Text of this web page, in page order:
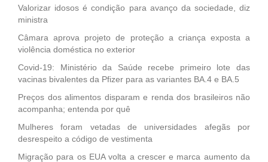
Valorizar idosos é condição para avanço da sociedade, diz
ministra
Câmara aprova projeto de proteção a criança exposta a
violência doméstica no exterior
Covid-19: Ministério da Saúde recebe primeiro lote das
vacinas bivalentes da Pfizer para as variantes BA.4 e BA.5
Preços dos alimentos disparam e renda dos brasileiros não
acompanha; entenda por quê
Mulheres foram vetadas de universidades afegãs por
desrespeito a código de vestimenta
Migração para os EUA volta a crescer e marca aumento da